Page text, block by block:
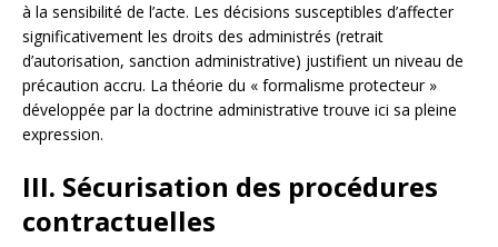
à la sensibilité de l’acte. Les décisions susceptibles d’affecter
significativement les droits des administrés (retrait
d’autorisation, sanction administrative) justifient un niveau de
précaution accru. La théorie du « formalisme protecteur »
développée par la doctrine administrative trouve ici sa pleine
expression.
III. Sécurisation des procédures
contractuelles